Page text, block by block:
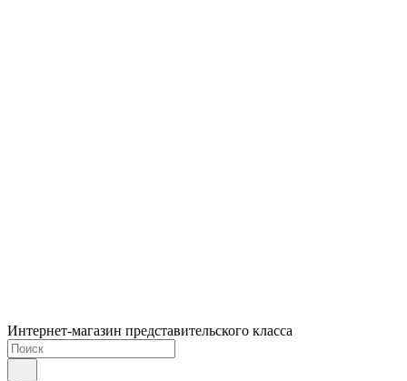
Интернет-магазин представительского класса